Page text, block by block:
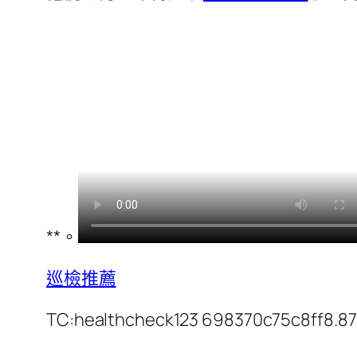
**。
巡檢推薦
TC:healthcheck123